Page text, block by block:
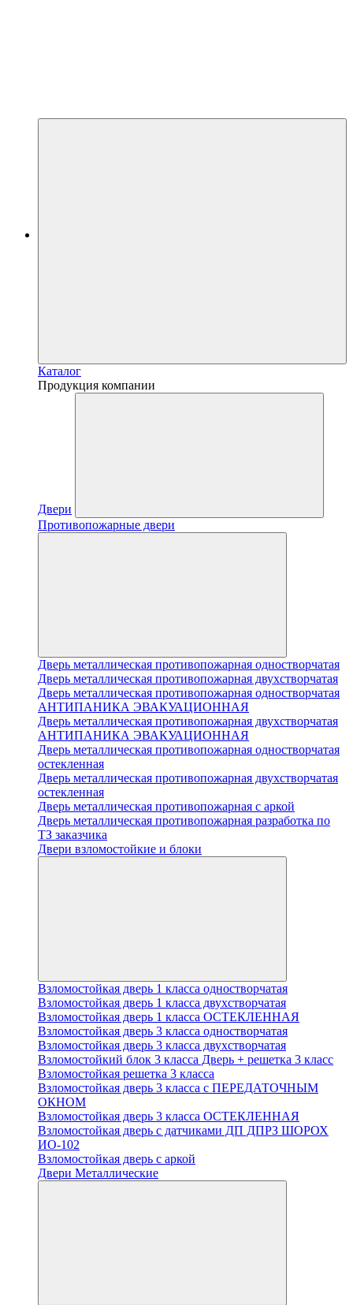
Каталог
Продукция компании
Двери
Противопожарные двери
Дверь металлическая противопожарная одностворчатая
Дверь металлическая противопожарная двухстворчатая
Дверь металлическая противопожарная одностворчатая
АНТИПАНИКА ЭВАКУАЦИОННАЯ
Дверь металлическая противопожарная двухстворчатая
АНТИПАНИКА ЭВАКУАЦИОННАЯ
Дверь металлическая противопожарная одностворчатая
остекленная
Дверь металлическая противопожарная двухстворчатая
остекленная
Дверь металлическая противопожарная с аркой
Дверь металлическая противопожарная разработка по
ТЗ заказчика
Двери взломостойкие и блоки
Взломостойкая дверь 1 класса одностворчатая
Взломостойкая дверь 1 класса двухстворчатая
Взломостойкая дверь 1 класса ОСТЕКЛЕННАЯ
Взломостойкая дверь 3 класса одностворчатая
Взломостойкая дверь 3 класса двухстворчатая
Взломостойкий блок 3 класса Дверь + решетка 3 класс
Взломостойкая решетка 3 класса
Взломостойкая дверь 3 класса с ПЕРЕДАТОЧНЫМ
ОКНОМ
Взломостойкая дверь 3 класса ОСТЕКЛЕННАЯ
Взломостойкая дверь с датчиками ДП ДПРЗ ШОРОХ
ИО-102
Взломостойкая дверь с аркой
Двери Металлические